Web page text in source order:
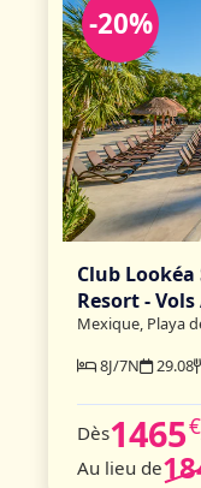
-20%
Club
Resort -
Mexique, Playa
8J/7N
29.08
Dès1465€
Au lieu de